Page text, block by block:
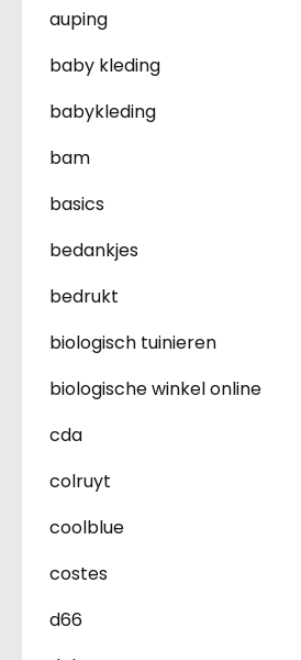
auping
baby kleding
babykleding
bam
basics
bedankjes
bedrukt
biologisch tuinieren
biologische winkel online
cda
colruyt
coolblue
costes
d66